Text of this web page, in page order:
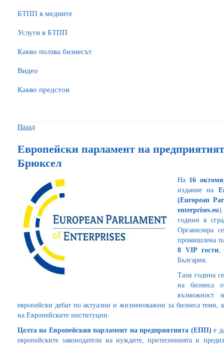
БTПП в медиите
Услуги в БТПП
Какво ползва бизнесът
Видео
Какво предстои
Назад
Европейски парламент на
Брюксел
На 16
издание на
(European
enterprises.eu
години в
Организира
промишлена
8 VIP гости,
България.
Тази година
на бизнеса
възможност
европейски дебат по актуални и жизненоважни за бизнеса теми,
на Европейските институции.
Целта на Европейския парламент на предприятията (ЕПП) е
европейските законодатели на нуждите, притесненията и